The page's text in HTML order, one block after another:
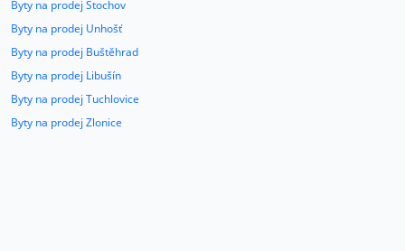
Byty na prodej Stochov
Byty na prodej Unhošť
Byty na prodej Buštěhrad
Byty na prodej Libušín
Byty na prodej Tuchlovice
Byty na prodej Zlonice